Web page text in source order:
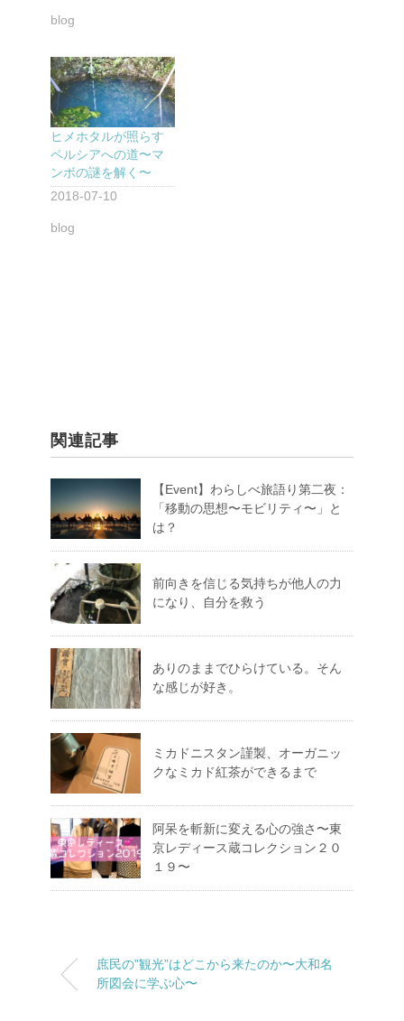
blog
ヒメホタルが照らす
ペルシアへの道〜マ
ンボの謎を解く〜
2018-07-10
blog
関連記事
【Event】わらしべ旅語り第二夜：
「移動の思想〜モビリティ〜」と
は？
前向きを信じる気持ちが他人の力
になり、自分を救う
ありのままでひらけている。そん
な感じが好き。
ミカドニスタン謹製、オーガニッ
クなミカド紅茶ができるまで
阿呆を斬新に変える心の強さ〜東
京レディース蔵コレクション２０
１９〜
庶民の”観光”はどこから来たのか〜大和名
所図会に学ぶ心〜